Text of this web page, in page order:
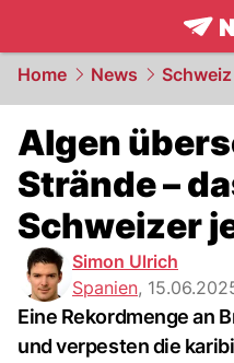
Home News Schweiz
Algen
Strände –
Schweizer
Simon Ulrich
Spanien,
Eine Rekordmenge an
und verpesten die